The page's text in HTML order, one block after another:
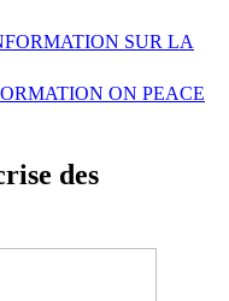
SUR LA
ON PEACE
des